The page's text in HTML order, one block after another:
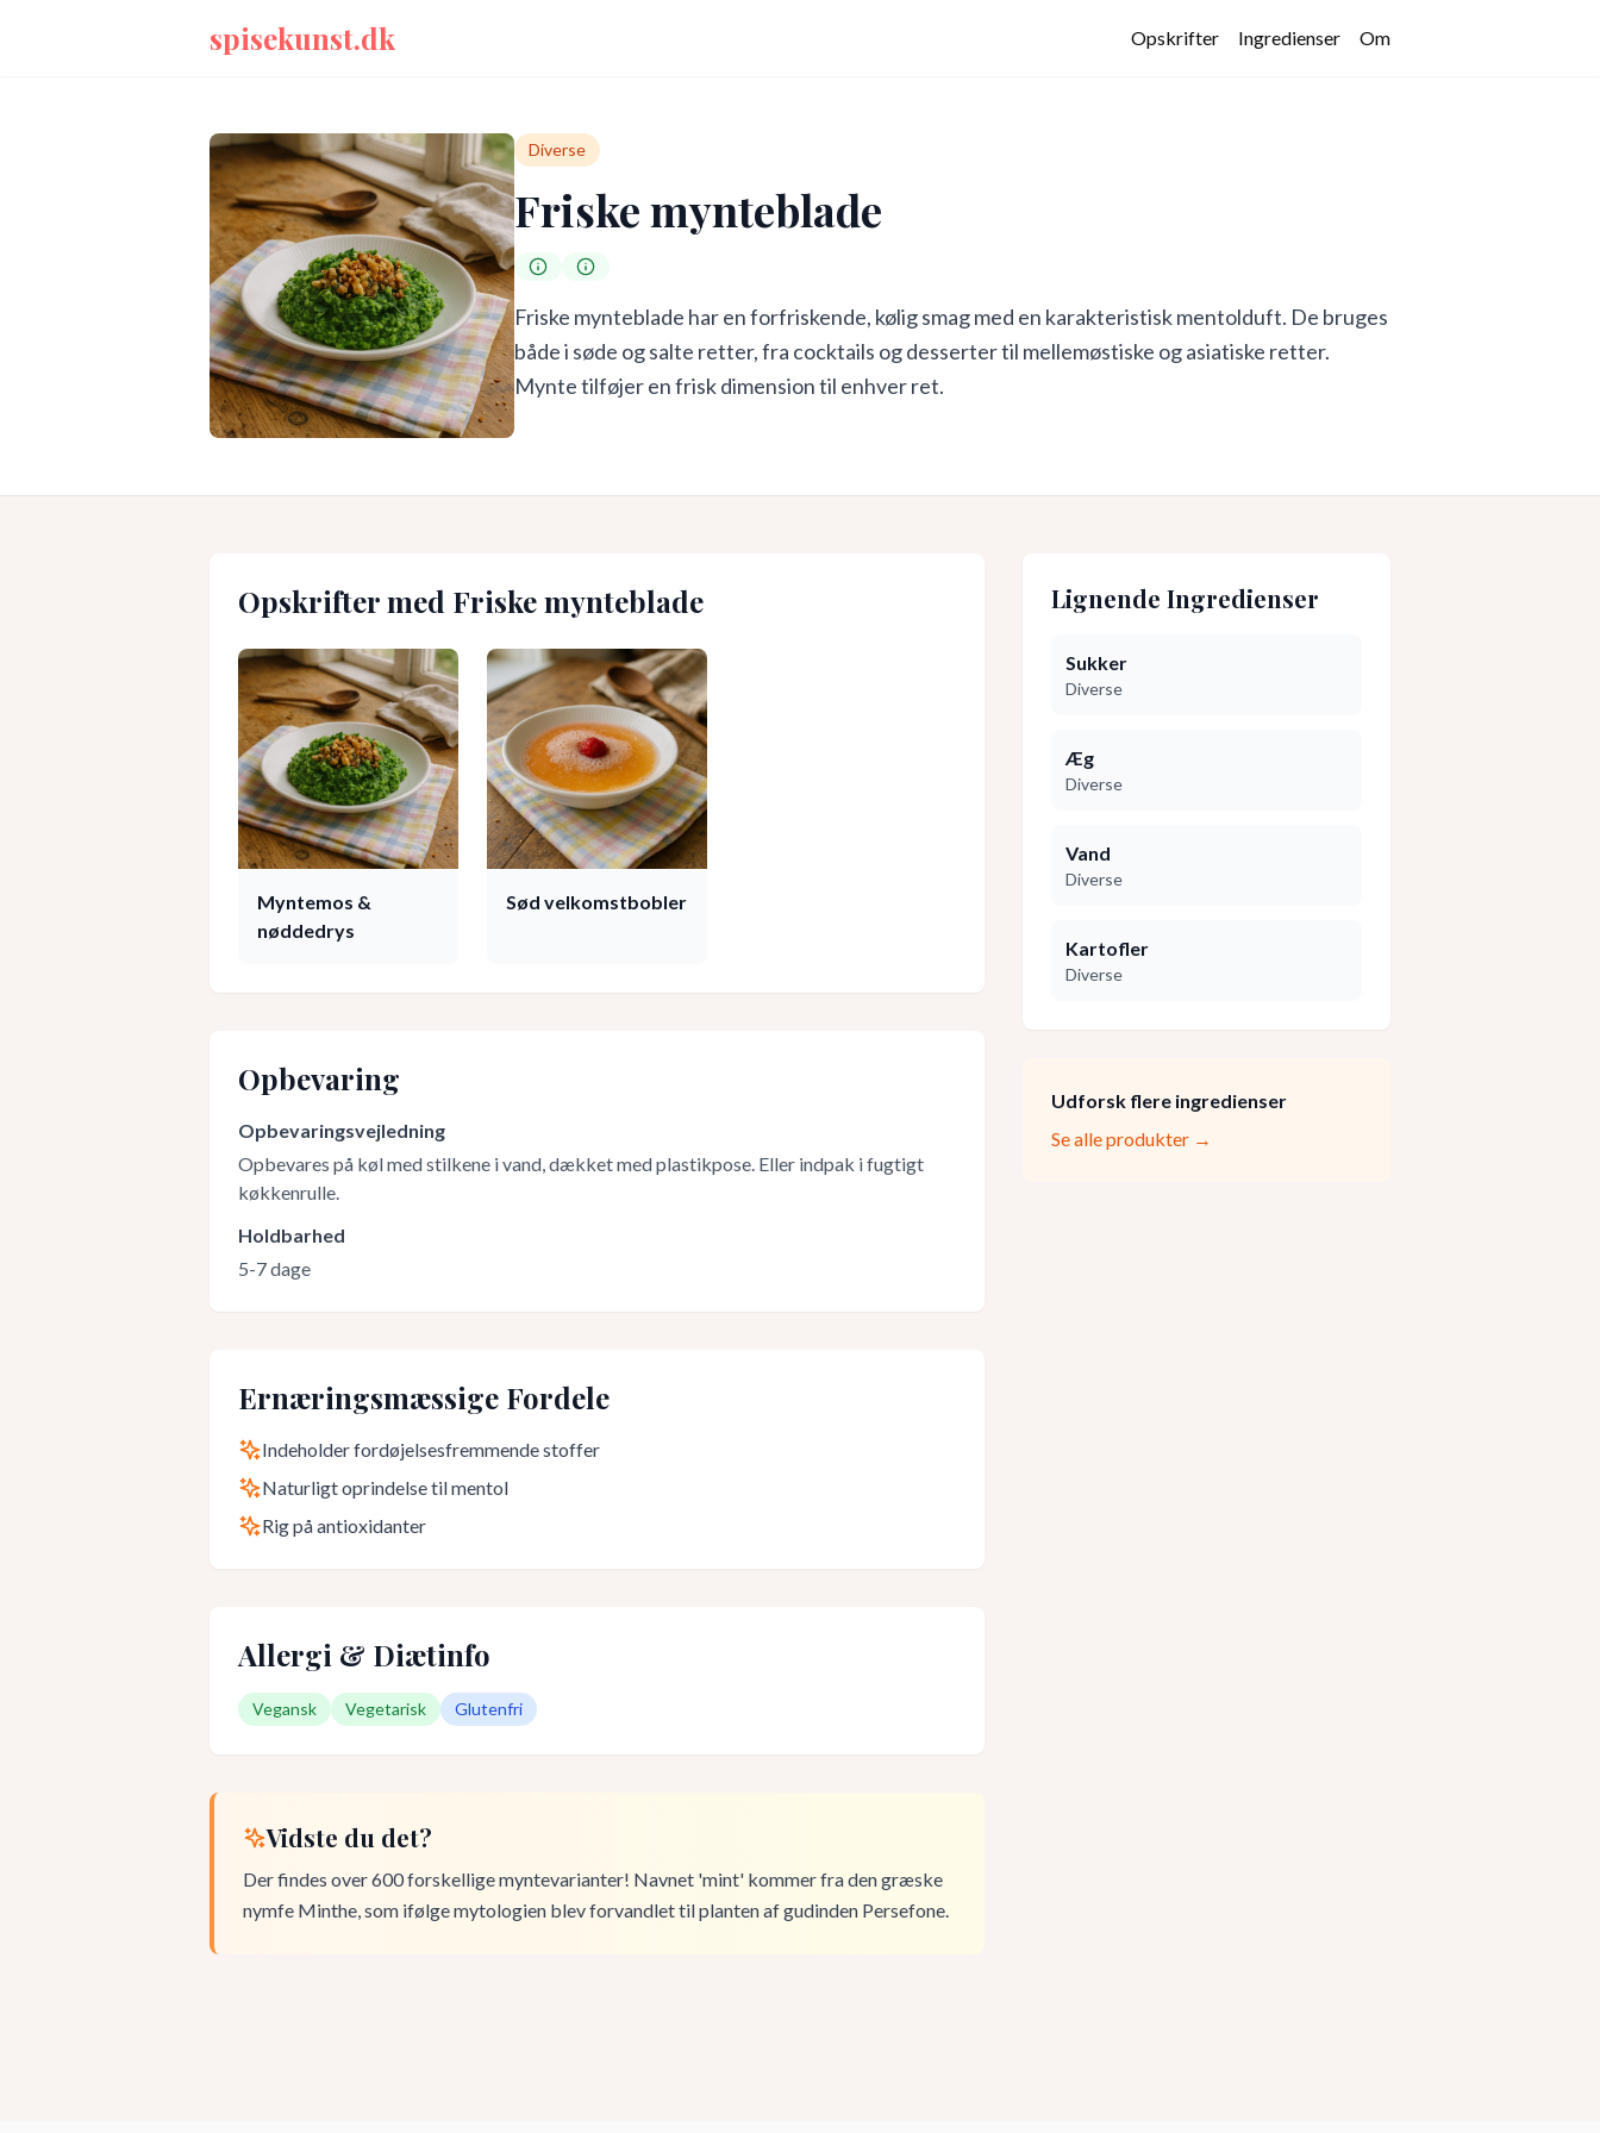
spisekunst.dk Opskrifter Ingredienser Om
Diverse
Friske mynteblade
Friske mynteblade har en forfriskende, kølig smag med en karakteristisk mentolduft. De bruges
både i søde og salte retter, fra cocktails og desserter til mellemøstiske og asiatiske retter.
Mynte tilføjer en frisk dimension til enhver ret.
Opskrifter med Friske mynteblade
Myntemos &
nøddedrys
Sød velkomstbobler
Opbevaring
Opbevaringsvejledning
Opbevares på køl med stilkene i vand, dækket med plastikpose. Eller indpak i fugtigt
køkkenrulle.
Holdbarhed
5-7 dage
Ernæringsmæssige Fordele
Indeholder fordøjelsesfremmende stoffer
Naturligt oprindelse til mentol
Rig på antioxidanter
Allergi & Diætinfo
Vegansk Vegetarisk Glutenfri
Vidste du det?
Der findes over 600 forskellige myntevarianter! Navnet 'mint' kommer fra den græske
nymfe Minthe, som ifølge mytologien blev forvandlet til planten af gudinden Persefone.
Lignende Ingredienser
Sukker
Diverse
Æg
Diverse
Vand
Diverse
Kartofler
Diverse
Udforsk flere ingredienser
Se alle produkter →